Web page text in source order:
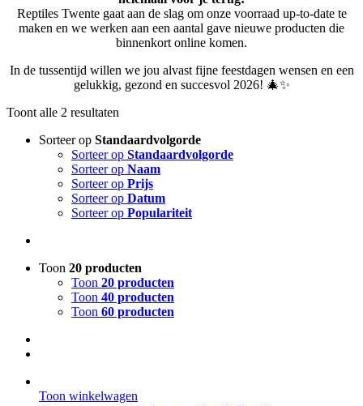
Reptiles Twente gaat aan de slag om onze voorraad up-to-date te
maken en we werken aan een aantal gave nieuwe producten die
binnenkort online komen.
In de tussentijd willen we jou alvast fijne feestdagen wensen en een
gelukkig, gezond en succesvol 2026! 🎄✨
Toont alle 2 resultaten
Sorteer op Standaardvolgorde
Sorteer op Standaardvolgorde
Sorteer op Naam
Sorteer op Prijs
Sorteer op Datum
Sorteer op Populariteit
Toon 20 producten
Toon 20 producten
Toon 40 producten
Toon 60 producten
Toon winkelwagen